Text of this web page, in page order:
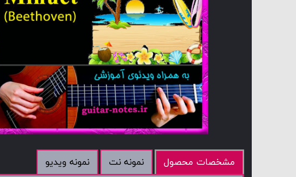
مشخصات محصول نمونه نت نمونه ویدیو